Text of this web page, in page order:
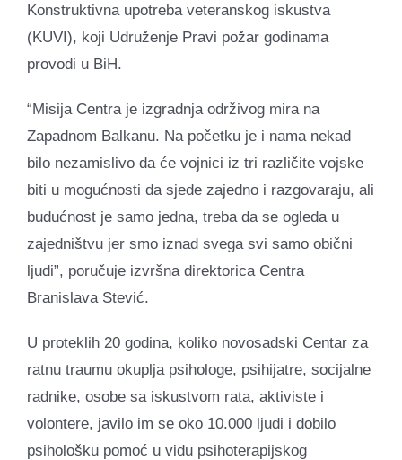
Konstruktivna upotreba veteranskog iskustva
(KUVI), koji Udruženje Pravi požar godinama
provodi u BiH.
“Misija Centra je izgradnja održivog mira na
Zapadnom Balkanu. Na početku je i nama nekad
bilo nezamislivo da će vojnici iz tri različite vojske
biti u mogućnosti da sjede zajedno i razgovaraju, ali
budućnost je samo jedna, treba da se ogleda u
zajedništvu jer smo iznad svega svi samo obični
ljudi”, poručuje izvršna direktorica Centra
Branislava Stević.
U proteklih 20 godina, koliko novosadski Centar za
ratnu traumu okuplja psihologe, psihijatre, socijalne
radnike, osobe sa iskustvom rata, aktiviste i
volontere, javilo im se oko 10.000 ljudi i dobilo
psihološku pomoć u vidu psihoterapijskog